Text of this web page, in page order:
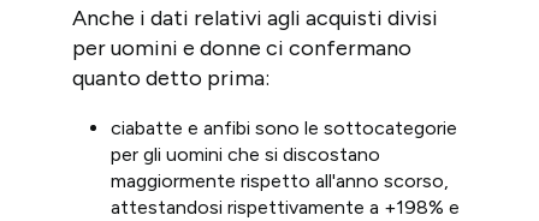
Anche i dati relativi agli acquisti divisi
per uomini e donne ci confermano
quanto detto prima:
ciabatte e anfibi sono le sottocategorie
per gli uomini che si discostano
maggiormente rispetto all'anno scorso,
attestandosi rispettivamente a +198% e